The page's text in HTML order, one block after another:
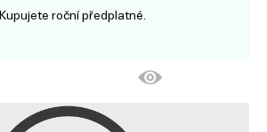
Kupujete roční předplatné.